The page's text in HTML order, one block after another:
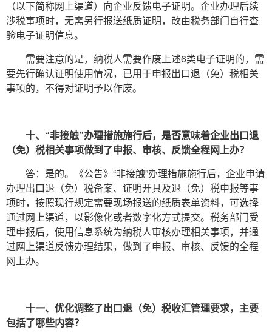
（以下简称网上渠道）向企业反馈电子证明。企业办理后续
涉税事项时，无需另行报送纸质证明，改由税务部门自行查
验电子证明信息。
需要注意的是，纳税人需要作废上述6类电子证明的，需
要先行确认证明使用情况，已用于申报出口退（免）税相关
事项的，不得对证明予以作废。
十、“非接触”办理措施施行后，是否意味着企业出口退
（免）税相关事项做到了申报、审核、反馈全程网上办？
答：是的。《公告》“非接触”办理措施施行后，企业申请
办理出口退（免）税备案、证明开具及退（免）税申报等事
项时，按照现行规定需要现场报送的纸质表单资料，可选择
通过网上渠道，以影像化或者数字化方式提交。税务部门受
理申报后，使用信息系统为纳税人审核办理相关事项，并通
过网上渠道反馈办理结果，做到了申报、审核、反馈的全程
网上办。
十一、优化调整了出口退（免）税收汇管理要求，主要
包括了哪些内容？